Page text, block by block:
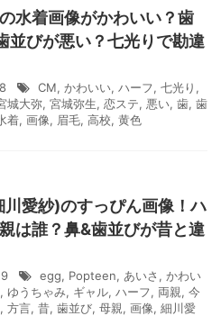
水着画像がかわいい？歯
並びが悪い？七光りで勘違
CM, かわいい, ハーフ, 七光り ,
城大弥, 宮城弥生, 恋ステ, 悪い, 歯, 歯
着, 画像, 眉毛, 高校, 黄色
川愛紗)のすっぴん画像！ハ
は誰？鼻&歯並びが昔と違
egg, Popteen, あいさ , かわい
, ゆうちゃみ, ギャル, ハーフ, 両親, 今
, 方言, 昔, 歯並び, 母親, 画像, 細川愛